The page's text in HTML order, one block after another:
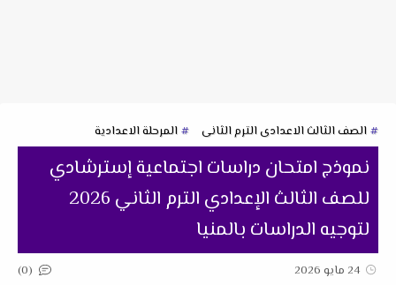
الصف الثالث الاعدادى الترم الثانى المرحلة الاعدادية
نموذج امتحان دراسات اجتماعية إسترشادي
للصف الثالث الإعدادي الترم الثاني 2026
لتوجيه الدراسات بالمنيا
24 مايو 2026 (0)